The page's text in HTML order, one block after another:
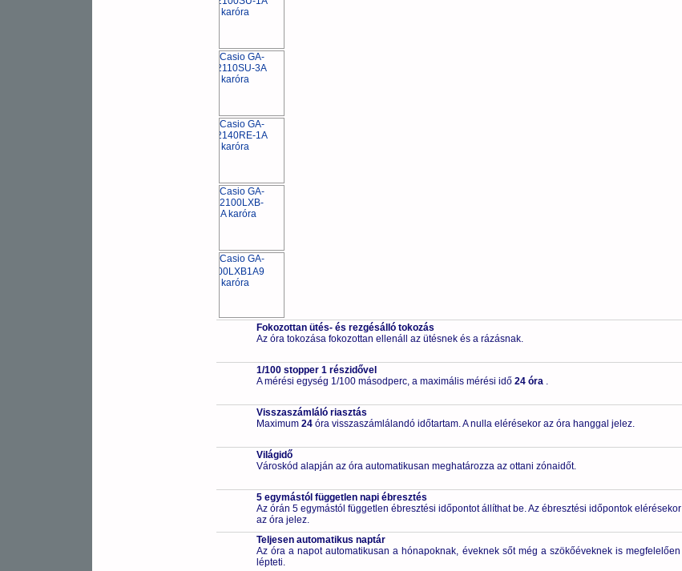
Fokozottan ütés- és rezgésálló tokozás
Az óra tokozása fokozottan ellenáll az ütésnek és a rázásnak.
1/100 stopper 1 részidővel
A mérési egység 1/100 másodperc, a maximális mérési idő 24 óra .
Visszaszámláló riasztás
Maximum 24óra visszaszámlálandó időtartam. A nulla elérésekor az óra hanggal jelez.
Világidő
Városkód alapján az óra automatikusan meghatározza az ottani zónaidőt.
5 egymástól független napi ébresztés
Az órán 5 egymástól független ébresztési időpontot állíthat be. Az ébresztési időpontok elérésekor
az óra jelez.
Teljesen automatikus naptár
Az óra a napot automatikusan a hónapoknak, éveknek sőt még a szökőéveknek is megfelelően
lépteti.